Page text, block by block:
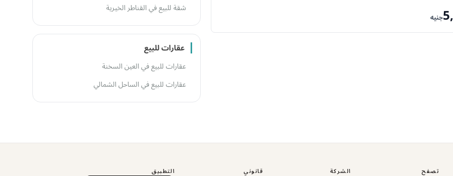
جنيه
شقة للبيع في القناطر الخيرية
عقارات للبيع
عقارات للبيع في العين السخنة
عقارات للبيع في الساحل الشمالي
تصفح الشركة قانوني التطبيق